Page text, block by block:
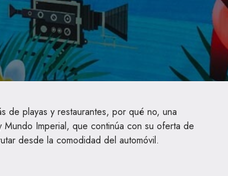
de playas y restaurantes, por qué no, una
Imperial, que continúa con su oferta de
desde la comodidad del automóvil.